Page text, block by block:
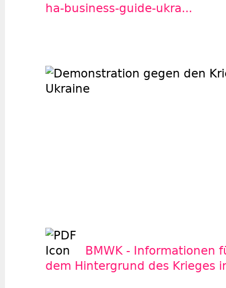
ha-business-guide-ukra...
BMWK - Informationen
dem Hintergrund des Krieges